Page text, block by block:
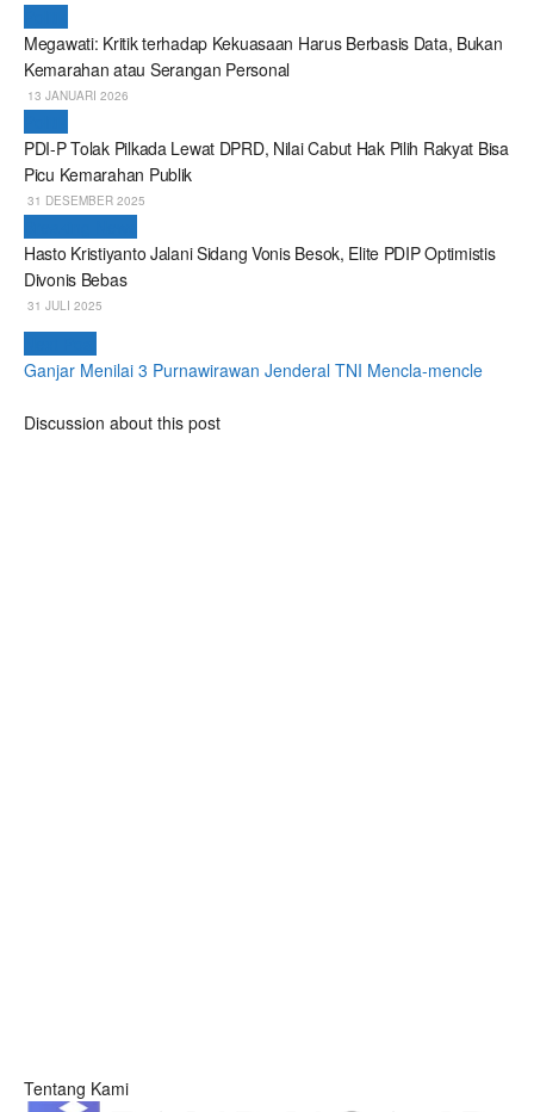
Megawati: Kritik terhadap Kekuasaan Harus Berbasis Data, Bukan
Kemarahan atau Serangan Personal
13 JANUARI 2026
PDI-P Tolak Pilkada Lewat DPRD, Nilai Cabut Hak Pilih Rakyat Bisa
Picu Kemarahan Publik
31 DESEMBER 2025
Hasto Kristiyanto Jalani Sidang Vonis Besok, Elite PDIP Optimistis
Divonis Bebas
31 JULI 2025
Ganjar Menilai 3 Purnawirawan Jenderal TNI Mencla-mencle
Discussion about this post
Tentang Kami